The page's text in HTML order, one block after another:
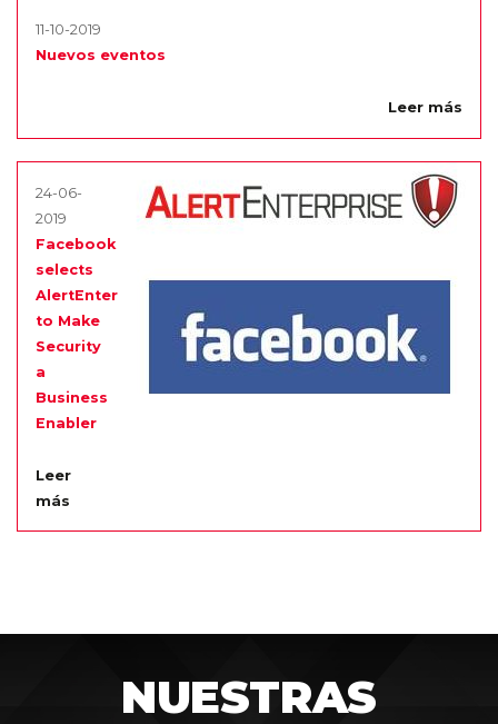
11-10-2019
Nuevos eventos
Leer más
24-06-
2019
Facebook
selects
AlertEnterprise
to Make
Security
a
Business
Enabler
Leer
más
NUESTRAS